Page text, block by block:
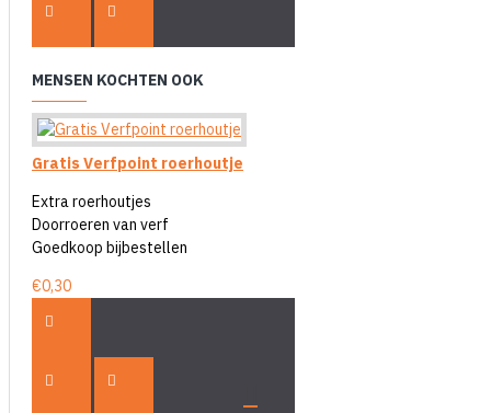
MENSEN KOCHTEN OOK
Gratis Verfpoint roerhoutje
Extra roerhoutjes
Doorroeren van verf
Goedkoop bijbestellen
€0,30